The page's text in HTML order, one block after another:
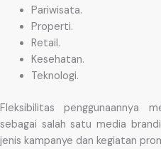
Pariwisata.
Properti.
Retail.
Kesehatan.
Teknologi.
Fleksibilitas penggunaannya
sebagai salah satu media
jenis kampanye dan kegiatan